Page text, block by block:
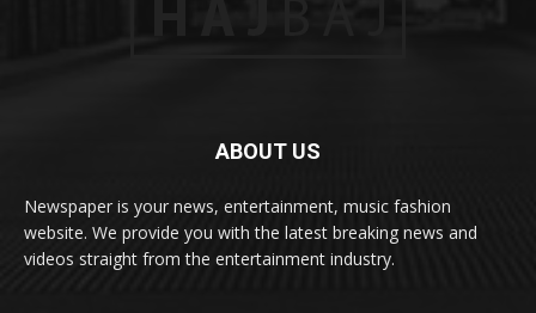
ABOUT US
Newspaper is your news, entertainment, music fashion
website. We provide you with the latest breaking news and
videos straight from the entertainment industry.